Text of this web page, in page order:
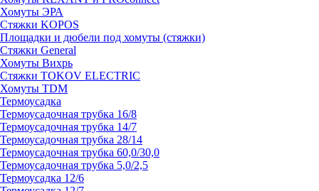
Хомуты ЭРА
Стяжки KOPOS
Площадки и дюбели под хомуты (стяжки)
Стяжки General
Хомуты Вихрь
Стяжки TOKOV ELECTRIC
Хомуты TDM
Термоусадка
Термоусадочная трубка 16/8
Термоусадочная трубка 14/7
Термоусадочная трубка 28/14
Термоусадочная трубка 60,0/30,0
Термоусадочная трубка 5,0/2,5
Термоусадка 12/6